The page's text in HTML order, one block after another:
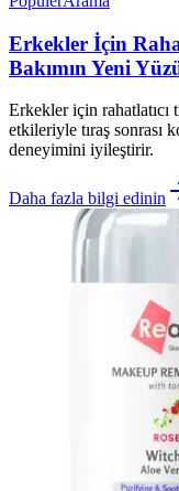
Erkekler İçin
Bakımın Yeni
Erkekler için rahatlatıcı
etkileriyle tıraş sonrası
deneyimini iyileştirir.
Daha fazla bilgi edinin